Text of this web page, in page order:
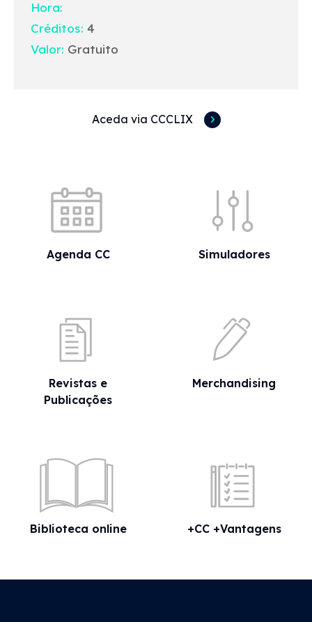
Hora:
Créditos: 4
Valor: Gratuito
Aceda via CCCLIX
Agenda CC Simuladores
Revistas e
Publicações
Merchandising
Biblioteca online +CC +Vantagens